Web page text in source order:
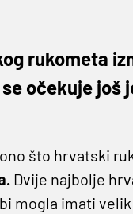
rukometa
očekuje
što hrvatski
Dvije najbolje
mogla imati